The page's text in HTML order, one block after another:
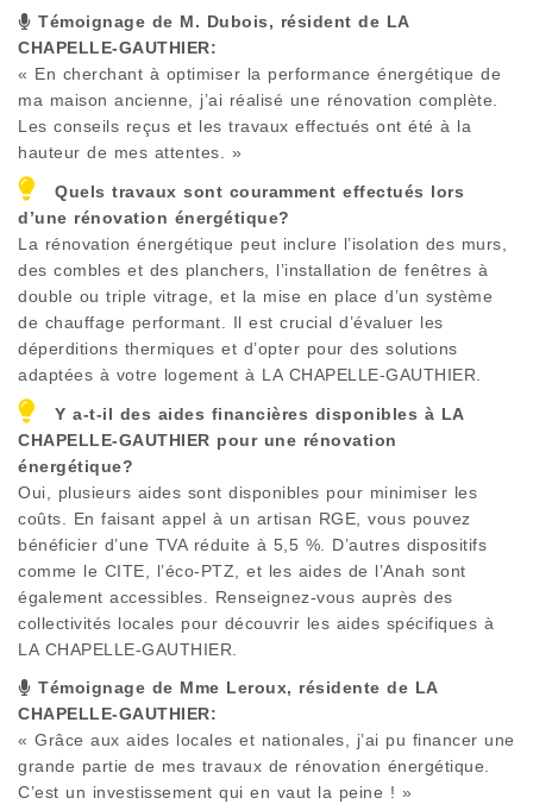
Témoignage de M. Dubois, résident de LA
CHAPELLE-GAUTHIER:
« En cherchant à optimiser la performance énergétique de
ma maison ancienne, j’ai réalisé une rénovation complète.
Les conseils reçus et les travaux effectués ont été à la
hauteur de mes attentes. »
Quels travaux sont couramment effectués lors
d’une rénovation énergétique?
La rénovation énergétique peut inclure l’isolation des murs,
des combles et des planchers, l’installation de fenêtres à
double ou triple vitrage, et la mise en place d’un système
de chauffage performant. Il est crucial d’évaluer les
déperditions thermiques et d’opter pour des solutions
adaptées à votre logement à LA CHAPELLE-GAUTHIER
Y a-t-il des aides financières disponibles à LA
CHAPELLE-GAUTHIER pour une rénovation
énergétique?
Oui, plusieurs aides sont disponibles pour minimiser les
coûts. En faisant appel à un artisan RGE, vous pouvez
bénéficier d’une TVA réduite à 5,5 %. D’autres dispositifs
comme le CITE, l’éco-PTZ, et les aides de l’Anah sont
également accessibles. Renseignez-vous auprès des
collectivités locales pour découvrir les aides spécifiques à
LA CHAPELLE-GAUTHIER
Témoignage de Mme Leroux, résidente de LA
CHAPELLE-GAUTHIER:
« Grâce aux aides locales et nationales, j’ai pu financer une
grande partie de mes travaux de rénovation énergétique.
C’est un investissement qui en vaut la peine ! »